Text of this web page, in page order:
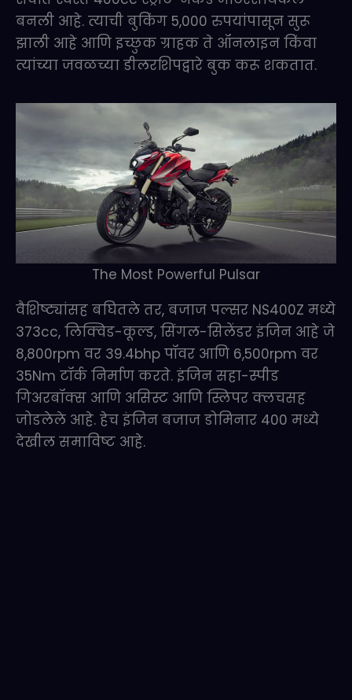
बनली आहे. त्याची बुकिंग 5,000 रुपयांपासून सुरू
झाली आहे आणि इच्छुक ग्राहक ते ऑनलाइन किंवा
त्यांच्या जवळच्या डीलरशिपद्वारे बुक करू शकतात.
The Most Powerful Pulsar
वैशिष्ट्यांसह बघितले तर, बजाज पल्सर NS400Z मध्ये
373cc, लिक्विड-कूल्ड, सिंगल-सिलेंडर इंजिन आहे जे
8,800rpm वर 39.4bhp पॉवर आणि 6,500rpm वर
35Nm टॉर्क निर्माण करते. इंजिन सहा-स्पीड
गिअरबॉक्स आणि असिस्ट आणि स्लिपर क्लचसह
जोडलेले आहे. हेच इंजिन बजाज डोमिनार 400 मध्ये
देखील समाविष्ट आहे.